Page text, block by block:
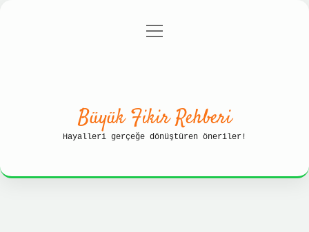
Gizlilik Politikası
menüyü
Büyük Fikir Rehberi
Hayalleri gerçeğe dönüştüren öneriler!